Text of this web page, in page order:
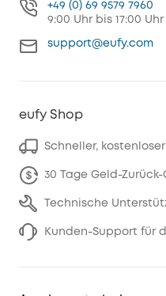
+49 (0) 69 9579 7960
9:00 Uhr bis 17:00
support@eufy.com
eufy Shop
Schneller,
30 Tage Geld-
Technische
Kunden-Support für